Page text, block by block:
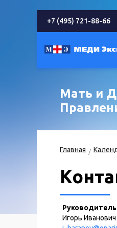
+7 (495) 721-88-66
Мать и
Главная
Игорь